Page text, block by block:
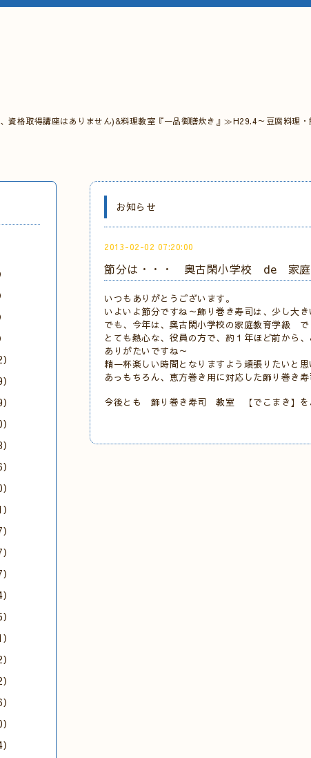
資格取得講座はありません)&料理教室『一品御膳炊き』≫H29.4～豆腐料理
お知らせ
2013-02-02 07:20:00
節分は・・・ 奥古閑小学校 de 家庭
いつもありがとうございます。
いよいよ節分ですね～飾り巻き寿司は、少し大
でも、今年は、奥古閑小学校の家庭教育学級
とても熱心な、役員の方で、約１年ほど前から
ありがたいですね～
精一杯楽しい時間となりますよう頑張りたいと思
あっもちろん、恵方巻き用に対応した飾り巻き
今後とも 飾り巻き寿司 教室 【でこまき】を